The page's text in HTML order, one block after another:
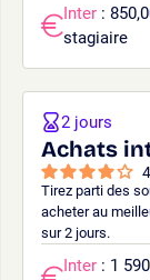
Inter :
stagiaire
Achats
4
Tirez parti des
acheter au
sur 2 jours.
2 jours
Inter : 1